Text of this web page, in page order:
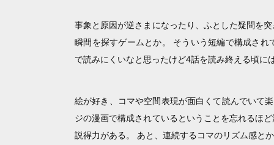
事象と原因が逆さまになったり、ふとした疑問を
瞬間を探すゲームとか。 そういう短編で構成さ
で読みにくいなと思ったけど4話を読み終える頃に
絵が好き、コマや空間表現が面白くて読んでいて
ジの漫画で構成されているということを忘れるほ
説得力がある。 あと、連続するコマのリズム感と